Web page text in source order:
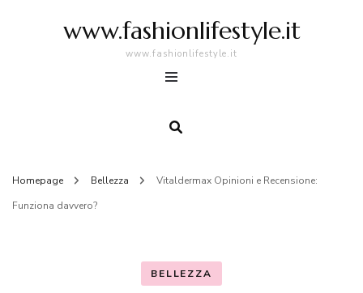
www.fashionlifestyle.it
www.fashionlifestyle.it
Homepage Bellezza
Vitaldermax Opinioni e Recensione:
Funziona davvero?
BELLEZZA